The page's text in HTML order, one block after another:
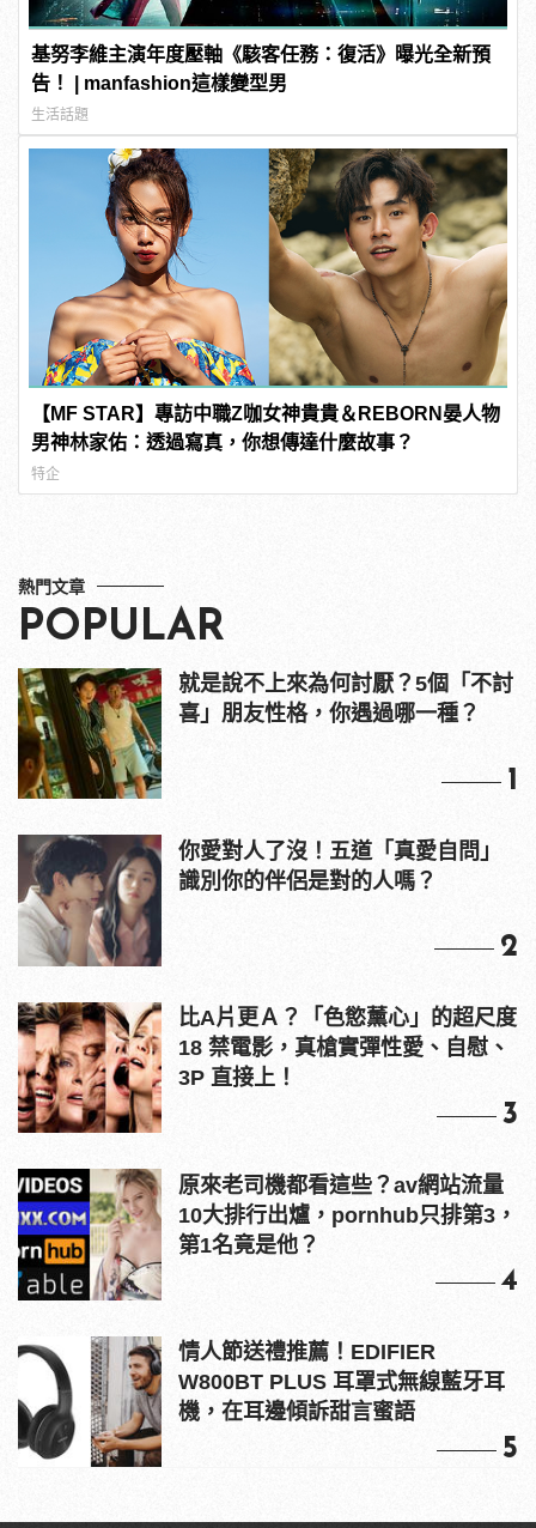
基努李維主演年度壓軸《駭客任務：復活》曝光全新預
告！ | manfashion這樣變型男
生活話題
【MF STAR】專訪中職Z咖女神貴貴＆REBORN晏人物
男神林家佑：透過寫真，你想傳達什麼故事？
特企
熱門文章
POPULAR
就是說不上來為何討厭？5個「不討
喜」朋友性格，你遇過哪一種？
1
你愛對人了沒！五道「真愛自問」
識別你的伴侶是對的人嗎？
2
比A片更Ａ？「色慾薰心」的超尺度
18 禁電影，真槍實彈性愛、自慰、
3P 直接上！
3
原來老司機都看這些？av網站流量
10大排行出爐，pornhub只排第3，
第1名竟是他？
4
情人節送禮推薦！EDIFIER
W800BT PLUS 耳罩式無線藍牙耳
機，在耳邊傾訴甜言蜜語
5